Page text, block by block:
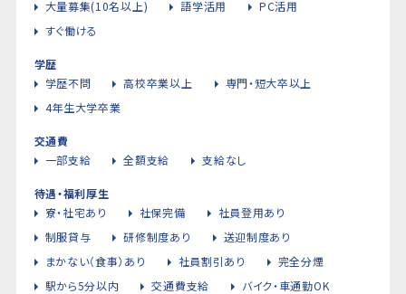
大量募集(10名以上) 語学活用
PC活用
すぐ働ける
学歴
学歴不問
高校卒業以上
専門・短大卒以上
4年生大学卒業
交通費
一部支給
全額支給 支給なし
待遇・福利厚生
寮・社宅あり
社保完備
社員登用あり
制服貸与
研修制度あり
送迎制度あり
まかない（食事）あり
社員割引あり
完全分煙
駅から5分以内
交通費支給
バイク・車通勤OK